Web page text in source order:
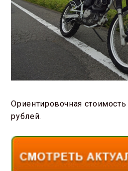
Ориентировочная
рублей.